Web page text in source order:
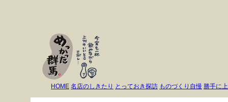
HOME 名店のしきたり とっておき探訪 ものづくり自慢 勝手に